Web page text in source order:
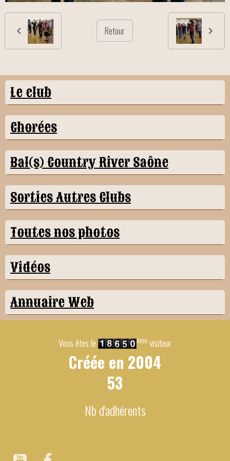
Retour
Le club
Chorées
Bal(s) Country River Saône
Sorties Autres Clubs
Toutes nos photos
Vidéos
Annuaire Web
Vous êtes le ème visiteur
Créée en 2004
53
Nb d'adhérents